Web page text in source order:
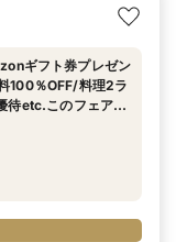
ギフト券プレゼン
100％OFF/料理2ラ
フェア◎
*必見】八坂の塔に
ーフコース試食で
ギフト券プレゼン
100％OFF/料理2ラ
待etc.このフェア限
フェア◎